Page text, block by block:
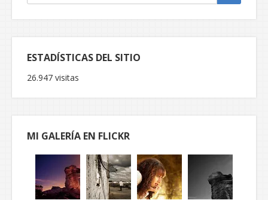
ESTADÍSTICAS DEL SITIO
26.947 visitas
MI GALERÍA EN FLICKR